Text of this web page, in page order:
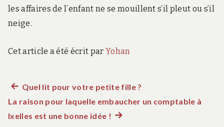
les affaires de l’enfant ne se mouillent s’il pleut ou s’il
neige.
Cet article a été écrit par Yohan
Navigation
de
Article
précédent :
Quel lit pour votre petite fille ?
La raison pour laquelle embaucher un comptable à
Ixelles est une bonne idée ! Article